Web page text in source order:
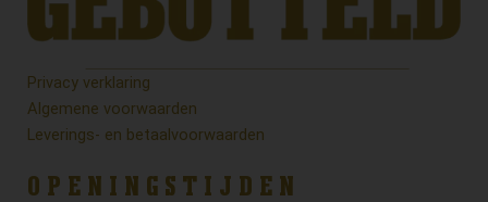
Privacy verklaring
Algemene voorwaarden
Leverings- en betaalvoorwaarden
OPENINGSTIJDEN